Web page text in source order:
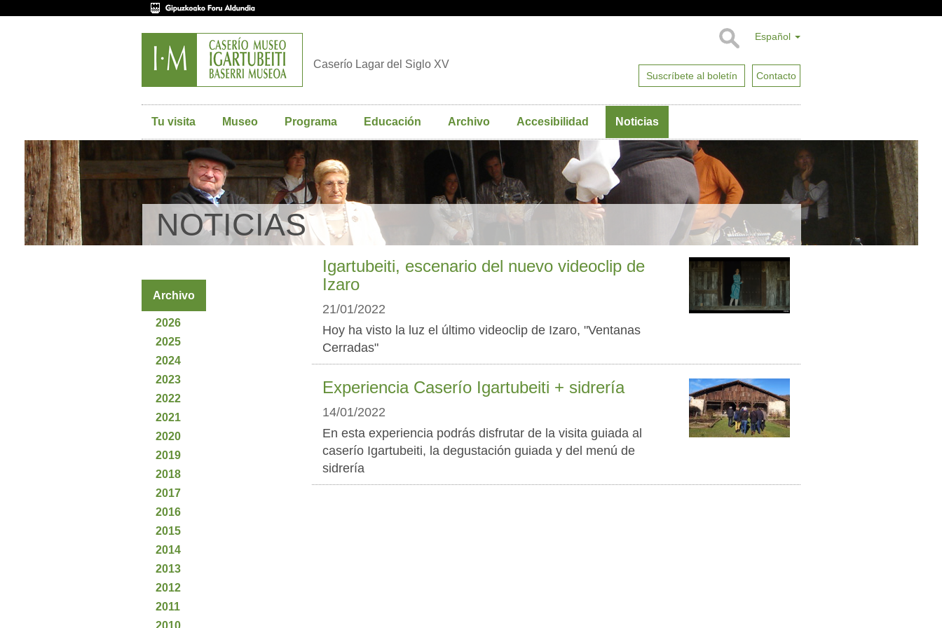
Español
Suscríbete al boletín Contacto
Caserío Lagar del Siglo XV
Tu visita Museo Programa Educación Archivo Accesibilidad Noticias
NOTICIAS
Igartubeiti, escenario del nuevo videoclip de
Izaro
21/01/2022
Hoy ha visto la luz el último videoclip de Izaro, "Ventanas
Cerradas"
Experiencia Caserío Igartubeiti + sidrería
14/01/2022
En esta experiencia podrás disfrutar de la visita guiada al
caserío Igartubeiti, la degustación guiada y del menú de
sidrería
Archivo
2026
2025
2024
2023
2022
2021
2020
2019
2018
2017
2016
2015
2014
2013
2012
2011
2010